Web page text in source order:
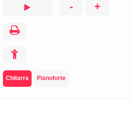
- +
Chitarra Pianoforte